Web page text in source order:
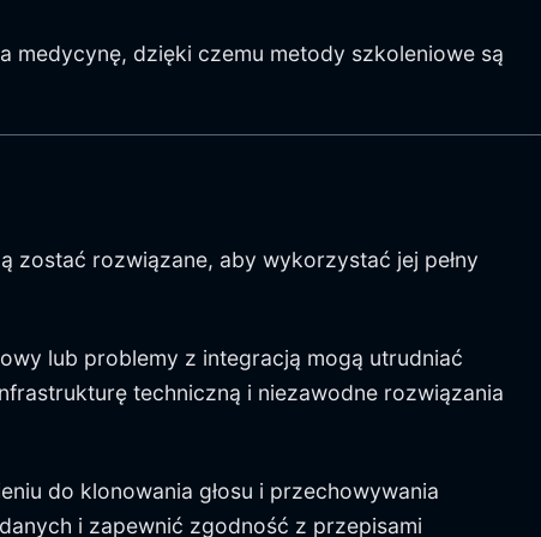
medycynę, dzięki czemu metody szkoleniowe są
zostać rozwiązane, aby wykorzystać jej pełny
lub problemy z integracją mogą utrudniać
techniczną i niezawodne rozwiązania
do klonowania głosu i przechowywania
i zapewnić zgodność z przepisami